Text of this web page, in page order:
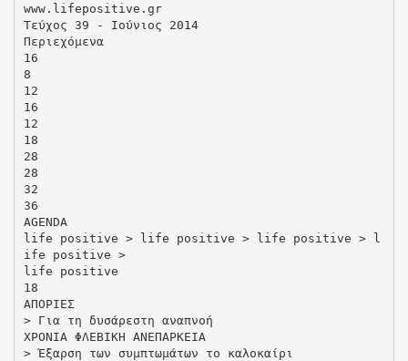
www.lifepositive.gr
Tεύχος 39 - Iούνιος 2014
Περιεχόμενα
16
8
12
16
12
18
28
28
32
36
AGENDA
life positive > life positive > life positive > l
ife positive >
life positive
18
ΑΠΟΡΙΕΣ
> Για τη δυσάρεστη αναπνοή
ΧΡΟΝΙΑ ΦΛΕΒΙΚΗ ΑΝΕΠΑΡΚΕΙΑ
> Έξαρση των συμπτωμάτων το καλοκαίρι